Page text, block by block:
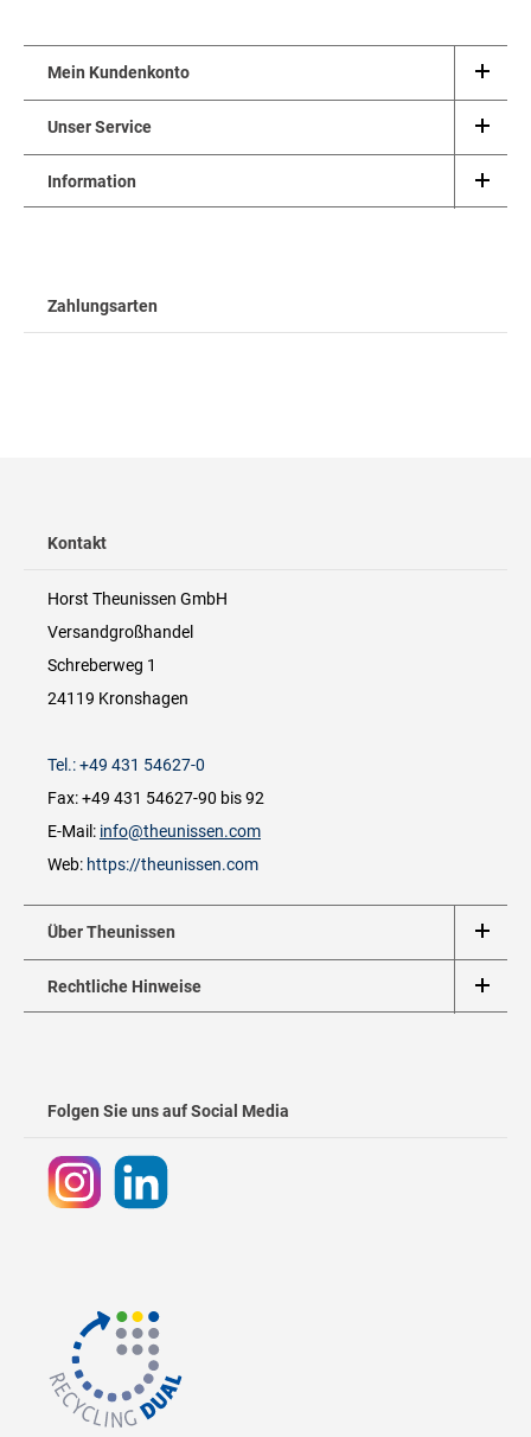
Mein Kundenkonto
Unser Service
Information
Zahlungsarten
Kontakt
Horst Theunissen GmbH
Versandgroßhandel
Schreberweg 1
24119 Kronshagen
Tel.: +49 431 54627-0
Fax: +49 431 54627-90 bis 92
E-Mail: info@theunissen.com
Web: https://theunissen.com
Über Theunissen
Rechtliche Hinweise
Folgen Sie uns auf Social Media